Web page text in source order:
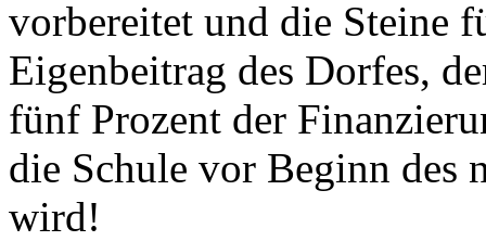
vorbereitet und die Steine
Eigenbeitrag des Dorfes,
fünf Prozent der
die Schule vor Beginn des
wird!